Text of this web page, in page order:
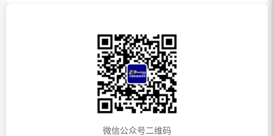
微信公众号二维码